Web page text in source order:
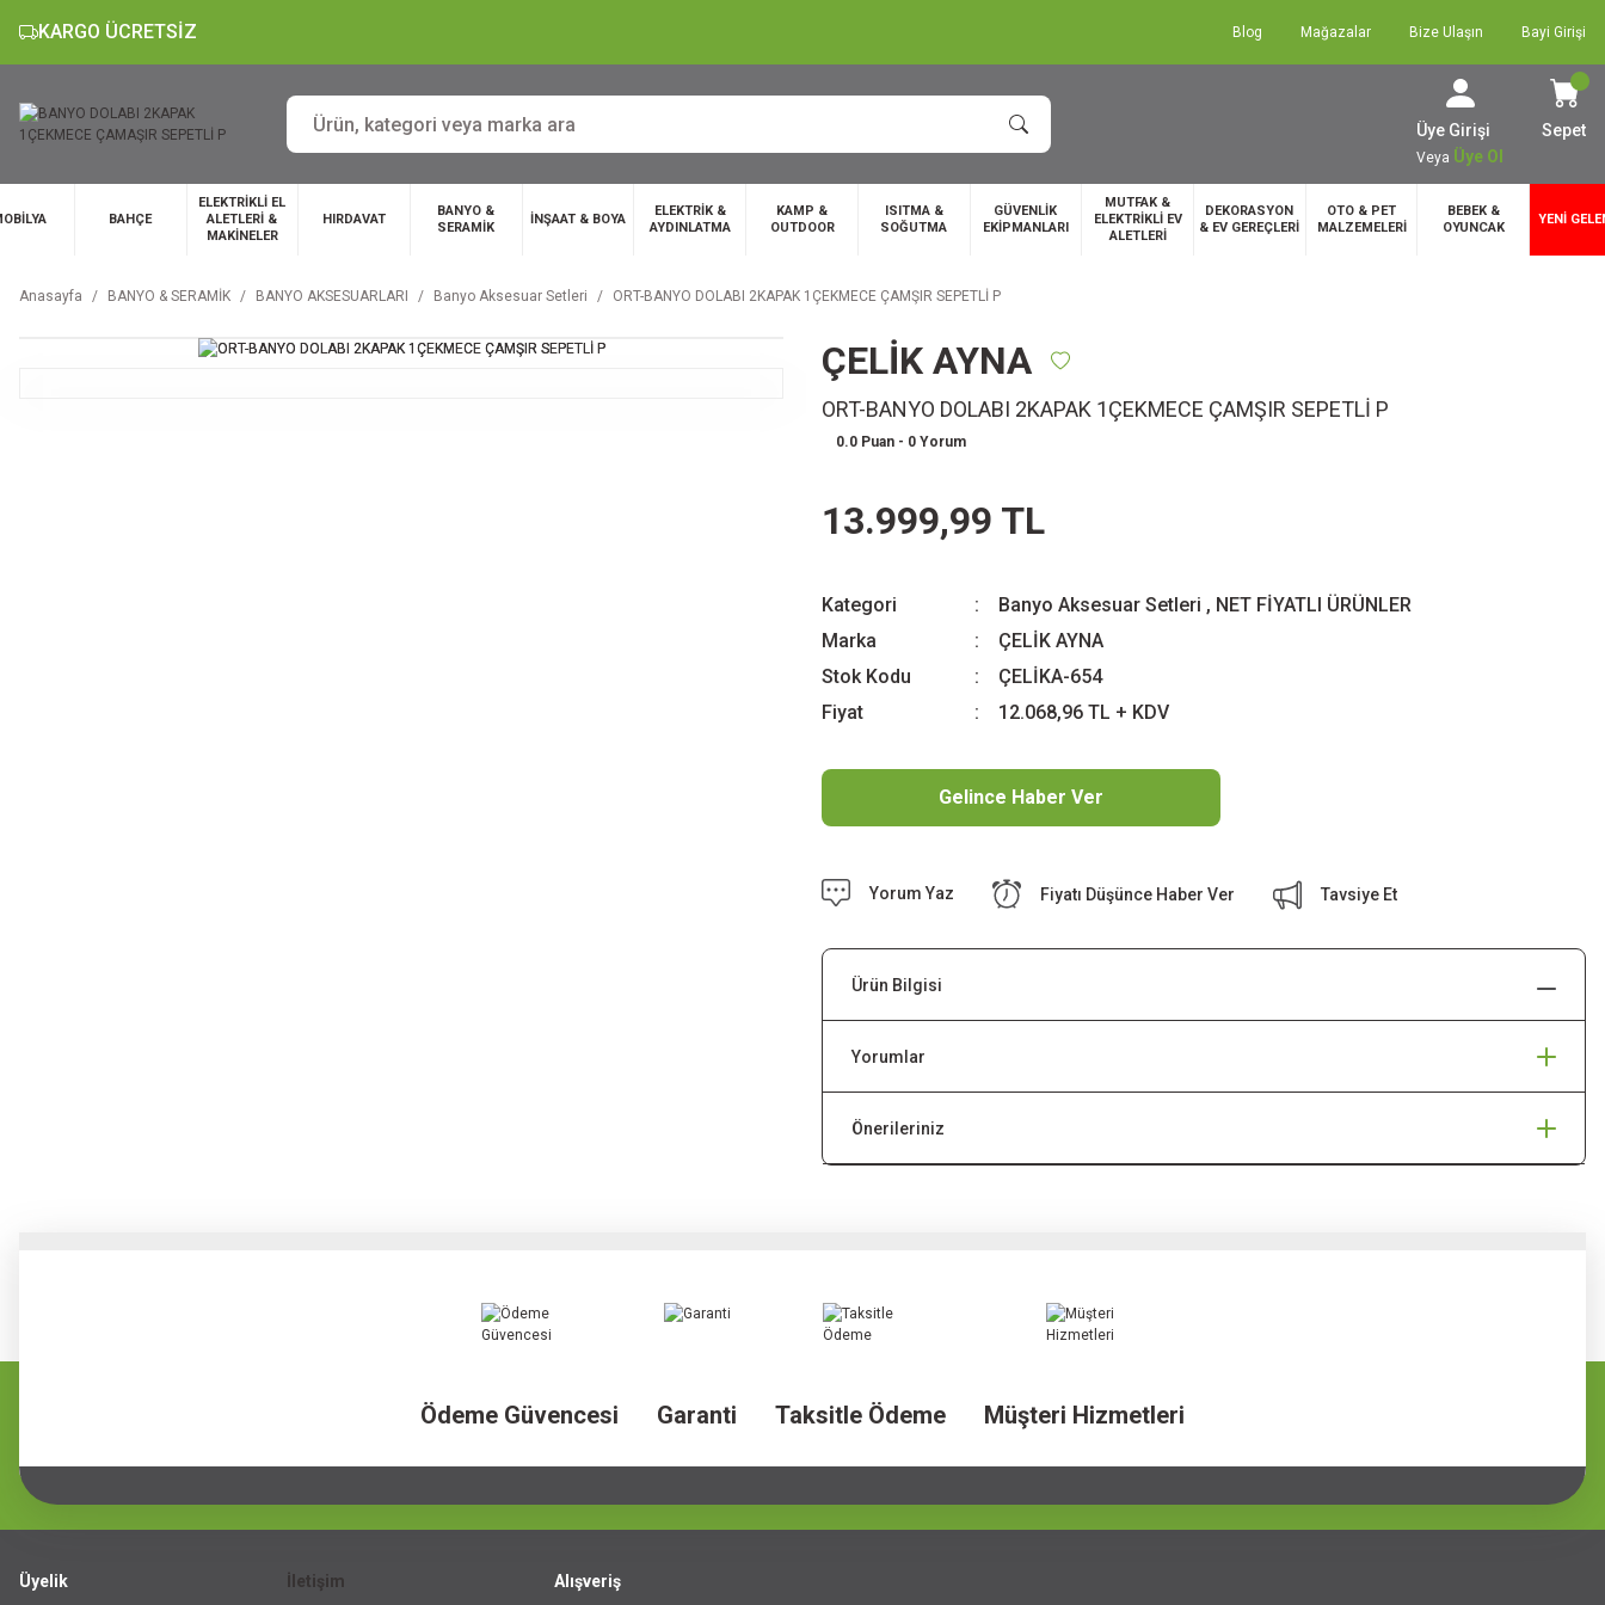
KARGO ÜCRETSİZ Blog Mağazalar Bize Ulaşın Bayi Girişi
Üye Girişi
Veya Üye Ol
Sepet
BAHÇE
ELEKTRİKLİ EL
ALETLERİ &
MAKİNELER
HIRDAVAT
BANYO &
SERAMİK
İNŞAAT & BOYA
ELEKTRİK &
AYDINLATMA
KAMP &
OUTDOOR
ISITMA &
SOĞUTMA
GÜVENLİK
EKİPMANLARI
MUTFAK &
ELEKTRİKLİ EV
ALETLERİ
DEKORASYON
& EV GEREÇLERİ
OTO & PET
MALZEMELERİ
BEBEK &
OYUNCAK
YENİ
Anasayfa BANYO & SERAMİK BANYO AKSESUARLARI Banyo Aksesuar Setleri ORT-BANYO DOLABI 2KAPAK 1ÇEKMECE ÇAMŞIR SEPETLİ P
ÇELİK AYNA
ORT-BANYO DOLABI 2KAPAK 1ÇEKMECE ÇAMŞIR SEPETLİ P
0.0 Puan - 0 Yorum
13.999,99 TL
Kategori Banyo Aksesuar Setleri , NET FİYATLI ÜRÜNLER
Marka
ÇELİK AYNA
Stok Kodu
ÇELİKA-654
Fiyat
12.068,96 TL + KDV
Gelince Haber Ver
Yorum Yaz Fiyatı Düşünce Haber Ver Tavsiye Et
Ürün Bilgisi
Yorumlar
Önerileriniz
Ödeme Güvencesi Garanti Taksitle Ödeme Müşteri Hizmetleri
Üyelik İletişim Alışveriş